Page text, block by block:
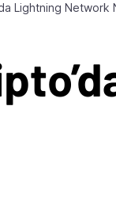
Lightning Network